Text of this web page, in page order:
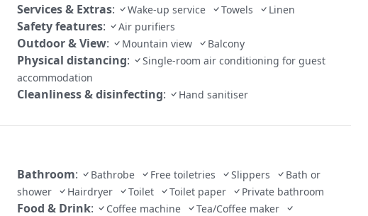
Services & Extras: Wake-up service Towels Linen
Safety features: Air purifiers
Outdoor & View: Mountain view Balcony
Physical distancing:
Single-room air conditioning for guest
accommodation
Cleanliness & disinfecting: Hand sanitiser
Bathroom: Bathrobe Free toiletries Slippers
Bath or
shower
Hairdryer Toilet Toilet paper Private bathroom
Food & Drink: Coffee machine Tea/Coffee maker